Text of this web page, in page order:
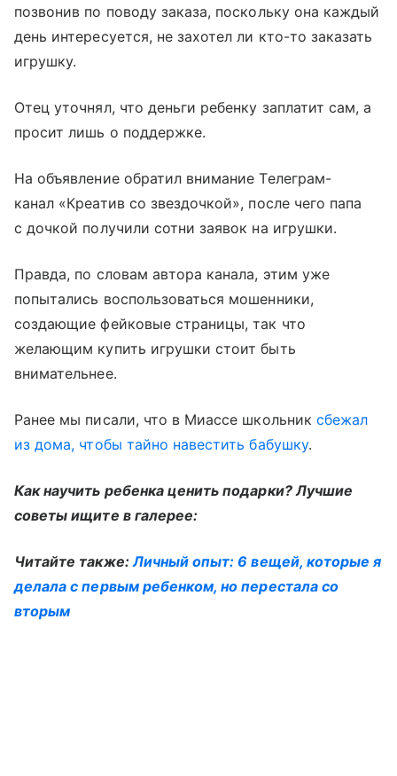
позвонив по поводу заказа, поскольку она каждый
день интересуется, не захотел ли кто-то заказать
игрушку.
Отец уточнял, что деньги ребенку заплатит сам, а
просит лишь о поддержке.
На объявление обратил внимание Телеграм-
канал «Креатив со звездочкой», после чего папа
с дочкой получили сотни заявок на игрушки.
Правда, по словам автора канала, этим уже
попытались воспользоваться мошенники,
создающие фейковые страницы, так что
желающим купить игрушки стоит быть
внимательнее.
Ранее мы писали, что в Миассе школьник сбежал
из дома, чтобы тайно навестить бабушку.
Как научить ребенка ценить подарки? Лучшие
советы ищите в галерее:
Читайте также:Личный опыт: 6 вещей, которые я
делала с первым ребенком, но перестала со
вторым